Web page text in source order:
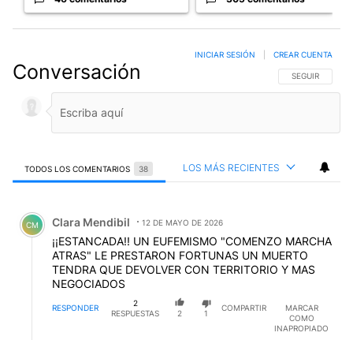
Conversación SIGA ESTA
SEGUIR
INICIAR SESIÓN CREAR CUENTA
TODOS LOS COMENTARIOS 38 LOS MÁS RECIENTES
Comentario de Clara Mendibil.
CM Clara Mendibil 12 DE MAYO DE 2026
¡¡ESTANCADA!! UN EUFEMISMO "COMENZO MARCHA
ATRAS" LE PRESTARON FORTUNAS UN MUERTO
TENDRA QUE DEVOLVER CON TERRITORIO Y MAS
NEGOCIADOS
RESPONDER
2
RESPUESTAS
2 1
COMPARTIR
MARCAR
COMO
INAPROPIADO